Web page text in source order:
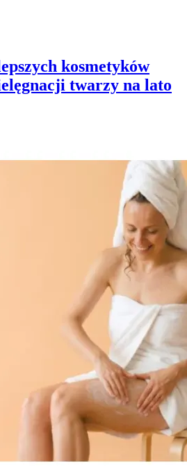
kosmetyków
twarzy na lato